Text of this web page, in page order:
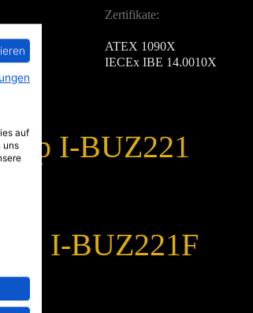
Zertifikate:
ATEX 1090X
IECEx IBE 14.0010X
Typ I-BUZ221
Typ I-BUZ221F
auf
uns